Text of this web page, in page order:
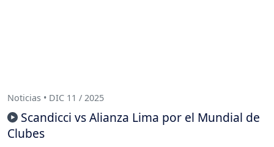
Noticias • DIC 11 / 2025
Scandicci vs Alianza Lima por el Mundial de
Clubes